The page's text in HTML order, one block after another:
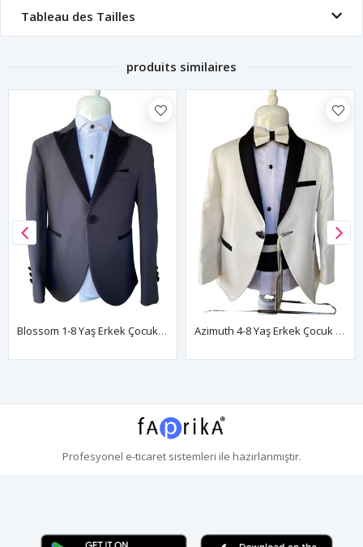
Tableau des Tailles
produits similaires
Blossom 1-8 Yaş Erkek Çocuk Takım Elbise 3'Lü Set 60019 Siyah Azimuth 4-8 Yaş Erkek Çocuk Takım Elbise 5'Li Set 60017 Kırık Beyaz
Profesyonel e-ticaretsistemleri ile hazırlanmıştır.